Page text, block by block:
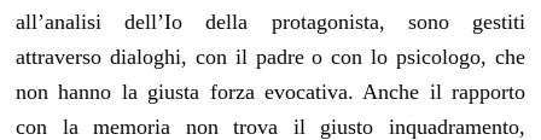
all’analisi dell’Io della protagonista, sono gestiti
attraverso dialoghi, con il padre o con lo psicologo, che
non hanno la giusta forza evocativa. Anche il rapporto
con la memoria non trova il giusto inquadramento,